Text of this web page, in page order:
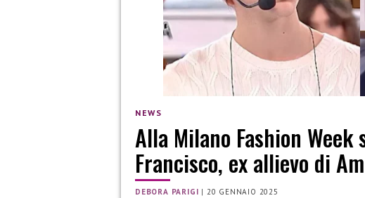
NEWS
Alla Milano Fashion
Francisco, ex allievo di
DEBORA PARIGI | 20 GENNAIO 2025